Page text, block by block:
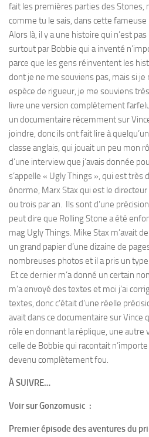
fait les premières parties des Stones,
comme tu le sais, dans cette
Alors là, il y a une histoire qui n’est
surtout par Bobbie qui a inventé
parce que les gens réinventent les
dont je ne me souviens pas, mais si je
espèce de rigueur, je me souviens
livre une version complètement
un documentaire récemment sur
joindre, donc ils ont fait lire à
classe anglais, qui jouait un peu mon
d’une interview que j’avais donnée
s’appelle « Ugly Things », qui est très
énorme, Marx Stax qui est le
ou trois par an. Ils sont d’une
peut dire que Rolling Stone a été
mag Ugly Things. Mike Stax m’avait
un grand papier d’une dizaine de
nombreuses photos et il a pris un
Et ce dernier m’a donné un certain
m’a envoyé des textes et moi j’ai
textes, donc c’était d’une réelle
avait dans ce documentaire sur Vince
rôle en donnant la réplique, une autre
celle de Bobbie qui racontait
devenu complètement fou.
À SUIVRE…
Voir sur Gonzomusic :
Premier épisode des aventures du